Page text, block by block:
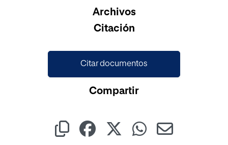
Cargando...Archivos
Citación
Citar documentos
Compartir